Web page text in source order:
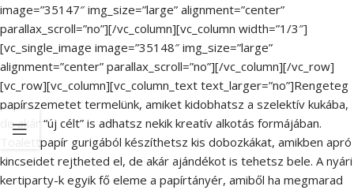
image=”35147″ img_size=”large” alignment=”center”
parallax_scroll=”no”][/vc_column][vc_column width=”1/3″]
[vc_single_image image=”35148″ img_size=”large”
alignment=”center” parallax_scroll=”no”][/vc_column][/vc_row]
[vc_row][vc_column][vc_column_text text_larger=”no”]Rengeteg
papírszemetet termelünk, amiket kidobhatsz a szelektív kukába,
de akár “új célt” is adhatsz nekik kreatív alkotás formájában.
Toalettpapír gurigából készíthetsz kis dobozkákat, amikben apró
kincseidet rejtheted el, de akár ajándékot is tehetsz bele. A nyári
kertiparty-k egyik fő eleme a papírtányér, amiből ha megmarad